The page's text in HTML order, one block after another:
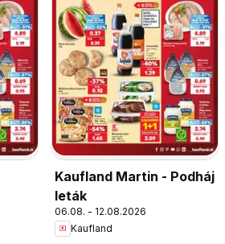
Kaufland Martin - Podháj
leták
06.08. - 12.08.2026
Kaufland